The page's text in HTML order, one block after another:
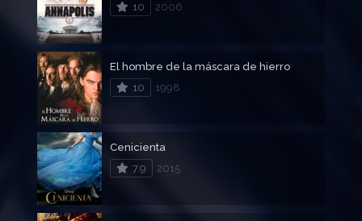
10
2006
El hombre de la máscara de hierro
10
1998
Cenicienta
7.9
2015